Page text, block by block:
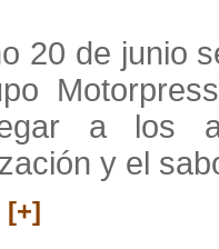
20 de junio
a los
y el
[+]